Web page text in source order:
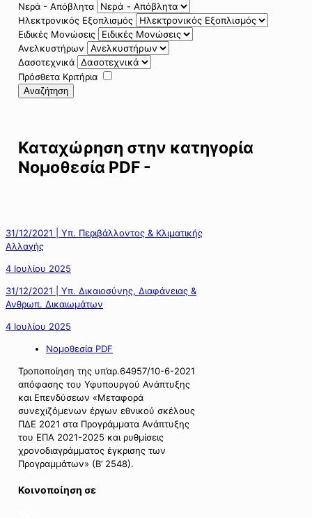
Νερά - Απόβλητα
Ηλεκτρονικός Εξοπλισμός
Ειδικές Μονώσεις
Ανελκυστήρων
Δασοτεχνικά
Πρόσθετα Κριτήρια
Αναζήτηση
Καταχώρηση στην κατηγορία
Νομοθεσία PDF -
31/12/2021 | Υπ. Περιβάλλοντος & Κλιματικής
Αλλαγής
4 Ιουλίου 2025
31/12/2021 | Υπ. Δικαιοσύνης, Διαφάνειας &
Ανθρωπ. Δικαιωμάτων
4 Ιουλίου 2025
Νομοθεσία PDF
Τροποποίηση της υπ’αρ.64957/10-6-2021
απόφασης του Υφυπουργού Ανάπτυξης
και Επενδύσεων «Μεταφορά
συνεχιζόμενων έργων εθνικού σκέλους
ΠΔΕ 2021 στα Προγράμματα Ανάπτυξης
του ΕΠΑ 2021-2025 και ρυθμίσεις
χρονοδιαγράμματος έγκρισης των
Προγραμμάτων» (Β’ 2548).
Κοινοποίηση σε